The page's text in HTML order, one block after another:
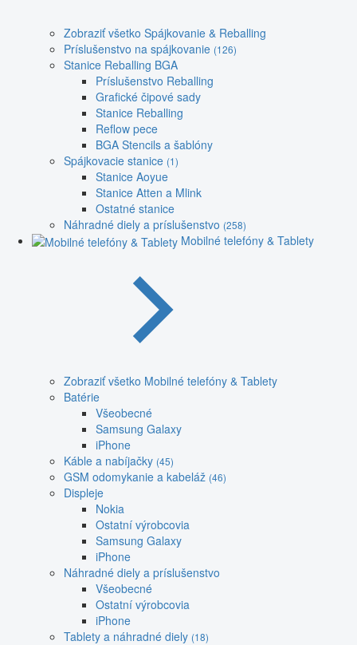
Zobraziť všetko Spájkovanie & Reballing
Príslušenstvo na spájkovanie (126)
Stanice Reballing BGA
Príslušenstvo Reballing
Grafické čipové sady
Stanice Reballing
Reflow pece
BGA Stencils a šablóny
Spájkovacie stanice (1)
Stanice Aoyue
Stanice Atten a Mlink
Ostatné stanice
Náhradné diely a príslušenstvo (258)
Mobilné telefóny & Tablety
Zobraziť všetko Mobilné telefóny & Tablety
Batérie
Všeobecné
Samsung Galaxy
iPhone
Káble a nabíjačky (45)
GSM odomykanie a kabeláž (46)
Displeje
Nokia
Ostatní výrobcovia
Samsung Galaxy
iPhone
Náhradné diely a príslušenstvo
Všeobecné
Ostatní výrobcovia
iPhone
Tablety a náhradné diely (18)